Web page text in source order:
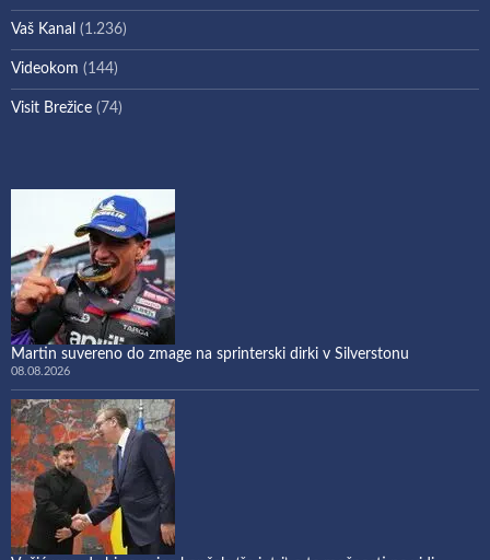
Vaš Kanal (1.236)
Videokom (144)
Visit Brežice (74)
Martin suvereno do zmage na sprinterski dirki v Silverstonu
08.08.2026